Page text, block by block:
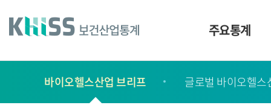
건
주요통계
서
바이오헬스산업 브리프 글로벌 바이오헬스